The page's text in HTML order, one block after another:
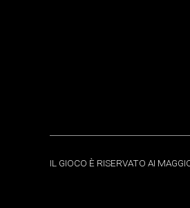
IL GIOCO È RISERVATO AI